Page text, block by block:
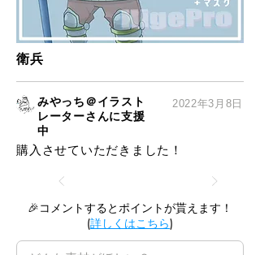
衛兵
みやっち＠イラスト
レーターさんに支援
中
2022年3月8日
購入させていただきました！
🎉コメントするとポイントが貰えます！
(詳しくはこちら)